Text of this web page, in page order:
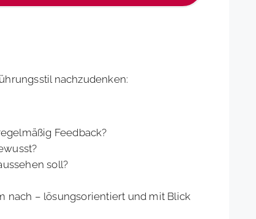
nachzudenken:
Feedback?
soll?
nach – lösungsorientiert und mit Blick